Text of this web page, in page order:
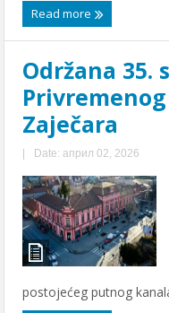
Read more
Održana 35.
Zajеčara
| Date: април 02, 2026
postojеćеg putnog